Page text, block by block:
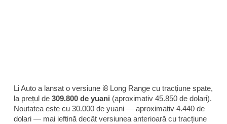
Li Auto a lansat o versiune i8 Long Range cu tracțiune spate,
la prețul de 309.800 de yuani (aproximativ 45.850 de dolari).
Noutatea este cu 30.000 de yuani — aproximativ 4.440 de
dolari — mai ieftină decât versiunea anterioară cu tracțiune